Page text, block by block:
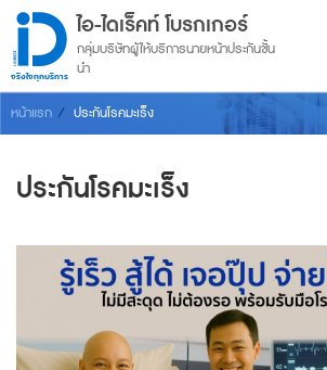
จริงใจทุกบริการ
ไอ-ไดเร็คท์ โบรกเกอร์
กลุ่มบริษัทผู้ให้บริการนายหน้าประกันชั้น
นำ
หน้าแรก ประกันโรคมะเร็ง
ประกันโรคมะเร็ง